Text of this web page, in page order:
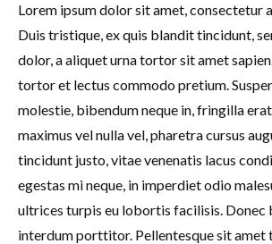
Lorem ipsum dolor sit amet, consectetur
Duis tristique, ex quis blandit tincidunt,
dolor, a aliquet urna tortor sit amet
tortor et lectus commodo pretium.
molestie, bibendum neque in, fringilla
maximus vel nulla vel, pharetra cursus
tincidunt justo, vitae venenatis lacus
egestas mi neque, in imperdiet odio
ultrices turpis eu lobortis facilisis. Donec
interdum porttitor. Pellentesque sit amet